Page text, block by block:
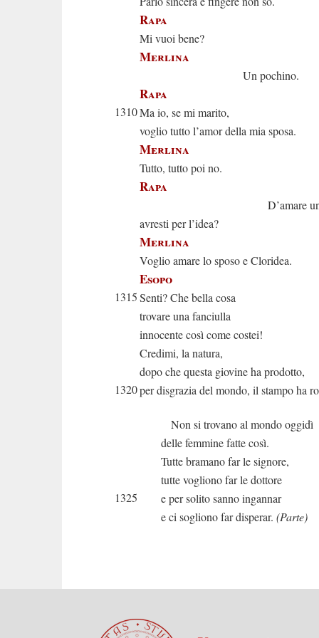
Rapa
Mi vuoi bene?
Merlina
Un pochino.
Rapa
1310Ma io, se mi marito,
voglio tutto l’amor della mia sposa.
Merlina
Tutto, tutto poi no.
Rapa
D’amare un
avresti per l’idea?
Merlina
Voglio amare lo sposo e Cloridea.
Esopo
1315Senti? Che bella cosa
trovare una fanciulla
innocente così come costei!
Credimi, la natura,
dopo che questa giovine ha prodotto,
1320per disgrazia del mondo, il stampo ha
Non si trovano al mondo oggidì
delle femmine fatte così.
Tutte bramano far le signore,
tutte vogliono far le dottore
1325
e per solito sanno ingannar
e ci sogliono far disperar. (Parte)